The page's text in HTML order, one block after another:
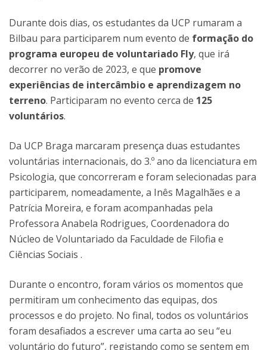
Durante dois dias, os estudantes da UCP rumaram a
Bilbau para participarem num evento de formação do
programa europeu de voluntariado Fly, que irá
decorrer no verão de 2023, e que promove
experiências de intercâmbio e aprendizagem no
terreno. Participaram no evento cerca de 125
voluntários.
Da UCP Braga marcaram presença duas estudantes
voluntárias internacionais, do 3.º ano da licenciatura em
Psicologia, que concorreram e foram selecionadas para
participarem, nomeadamente, a Inês Magalhães e a
Patrícia Moreira, e foram acompanhadas pela
Professora Anabela Rodrigues, Coordenadora do
Núcleo de Voluntariado da Faculdade de Filofia e
Ciências Sociais .
Durante o encontro, foram vários os momentos que
permitiram um conhecimento das equipas, dos
processos e do projeto. No final, todos os voluntários
foram desafiados a escrever uma carta ao seu “eu
voluntário do futuro”, registando como se sentem em